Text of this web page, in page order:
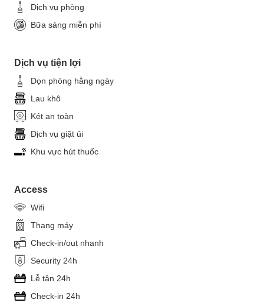
Dịch vụ phòng
Bữa sáng miễn phí
Dịch vụ tiện lợi
Dọn phòng hằng ngày
Lau khô
Két an toàn
Dịch vụ giặt ủi
Khu vực hút thuốc
Access
Wifi
Thang máy
Check-in/out nhanh
Security 24h
Lễ tân 24h
Check-in 24h